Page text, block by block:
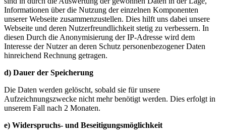
Informationen über die Nutzung der einzelnen Komponenten
unserer Webseite zusammenzustellen. Dies hilft uns dabei unsere
Webseite und deren Nutzerfreundlichkeit stetig zu verbessern. In
diesen Durch die Anonymisierung der IP-Adresse wird dem
Interesse der Nutzer an deren Schutz personenbezogener Daten
hinreichend Rechnung getragen.
d) Dauer der Speicherung
Die Daten werden gelöscht, sobald sie für unsere
Aufzeichnungszwecke nicht mehr benötigt werden. Dies erfolgt in
unserem Fall nach 2 Monaten.
e) Widerspruchs- und Beseitigungsmöglichkeit